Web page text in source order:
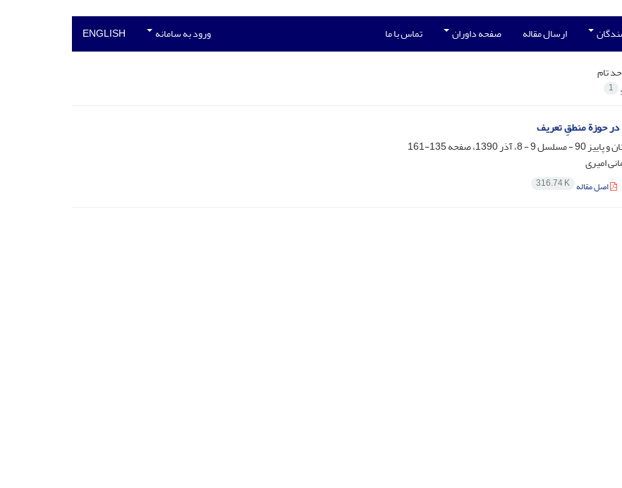
ارسال مقاله صفحه داوران تماس با ما ورود به سامانه ENGLISH
حد تام
1
در حوزة منطقِ تعریف
135-161
امیری
اصل مقاله 316.74 K